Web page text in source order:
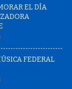
EL DÍA
FEDERAL